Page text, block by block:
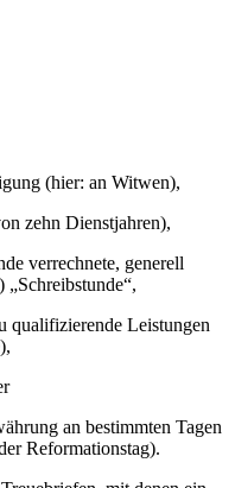
(hier: an Witwen),
zehn Dienstjahren),
verrechnete, generell
qualifizierende Leistungen
an bestimmten Tagen
Reformationstag).